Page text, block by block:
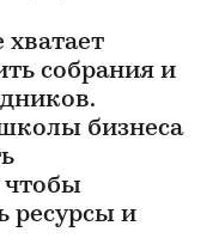
хватает
собрания и
бизнеса
чтобы
ресурсы и